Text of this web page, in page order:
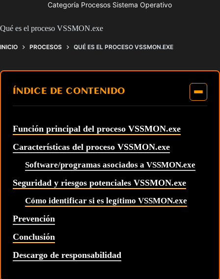
Categoría Procesos Sistema Operativo
Qué es el proceso VSSMON.exe
INICIO PROCESOS QUÉ ES EL PROCESO VSSMON.EXE
ÍNDICE DE CONTENIDO
Función principal del proceso VSSMON.exe
Características del proceso VSSMON.exe
Software/programas asociados a VSSMON.exe
Seguridad y riesgos potenciales VSSMON.exe
Cómo identificar si es legítimo VSSMON.exe
Prevención
Conclusión
Descargo de responsabilidad